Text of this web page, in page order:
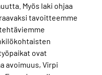
Myös laki ohjaa
tavoitteemme
ovat
avoimuus, Virpi